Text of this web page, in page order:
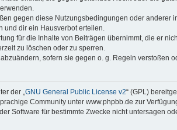
gegen diese Nutzungsbedingungen oder
und dir ein Hausverbot erteilen.
für die Inhalte von Beiträgen übernimmt, die er
zu löschen oder zu sperren.
sofern sie gegen o. g. Regeln verstoßen
der „ GNU General Public License v2“ (GPL)
Community unter www.phpbb.de zur
Software für bestimmte Zwecke nicht untersagen